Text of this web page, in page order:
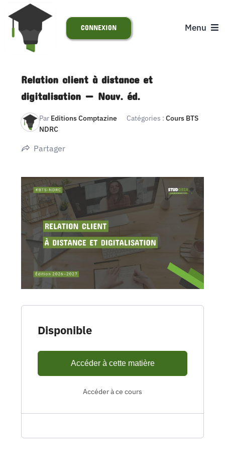
Passer
contenu
Menu
S’INSCRIRE
ACTUALITÉS
CONNEXION
Relation client à distance et
digitalisation — Nouv. éd.
Par Editions Comptazine Catégories : Cours BTS
NDRC
Partager
Disponible
Accéder à cette matière
Accéder à ce cours